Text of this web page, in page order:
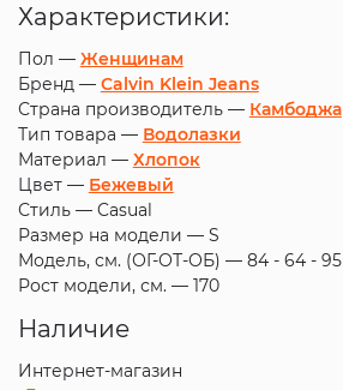
Характеристики:
Пол — Женщинам
Бренд — Calvin Klein Jeans
Страна производитель — Камбоджа
Тип товара — Водолазки
Материал — Хлопок
Цвет — Бежевый
Стиль — Casual
Размер на модели — S
Модель, см. (ОГ-ОТ-ОБ) — 84 - 64 - 95
Рост модели, см. — 170
Наличие
Интернет-магазин